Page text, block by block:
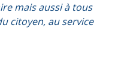
mais aussi à tous
citoyen, au service